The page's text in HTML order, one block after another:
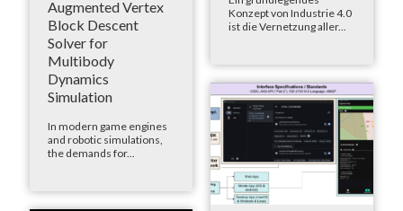
Konzept von Industrie 4.0
ist die Vernetzung aller...
Augmented Vertex
Block Descent
Solver for
Multibody
Dynamics
Simulation
In modern game engines
and robotic simulations,
the demands for...